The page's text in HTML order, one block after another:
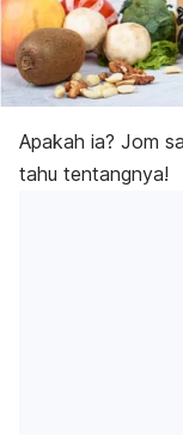
Apakah ia? Jom
tahu tentangnya!